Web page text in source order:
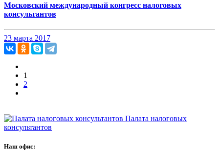
Московский международный конгресс налоговых
консультантов
23 марта 2017
1
2
Палата налоговых
консультантов
Наш офис: